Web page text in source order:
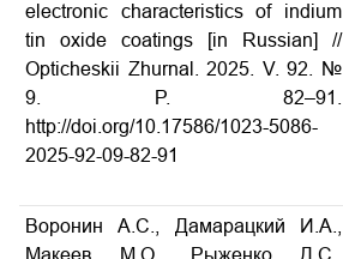
electronic characteristics of indium
tin oxide coatings [in Russian] //
Opticheskii Zhurnal. 2025. V. 92. №
9. P. 82–91.
http://doi.org/10.17586/1023-5086-
2025-92-09-82-91
Воронин А.С., Дамарацкий И.А.,
Макеев М.О., Рыженко Д.С.,